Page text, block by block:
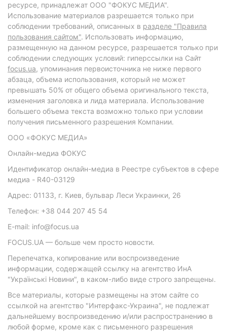
ресурсе, принадлежат ООО "ФОКУС МЕДИА".
Использование материалов разрешается только при
соблюдении требований, описанных в разделе "Правила
пользования сайтом". Использовать информацию,
размещенную на данном ресурсе, разрешается только при
соблюдении следующих условий: гиперссылки на Сайт
focus.ua, упоминания первоисточника не ниже первого
абзаца, объема использования, который не может
превышать 50% от общего объема оригинального текста,
изменения заголовка и лида материала. Использование
большего объема текста возможно только при условии
получения письменного разрешения Компании.
ООО «ФОКУС МЕДИА»
Онлайн-медиа ФОКУС
Идентификатор онлайн-медиа в Реестре субъектов в сфере
медиа - R40-03129
Адрес: 01133, г. Киев, бульвар Леси Украинки, 26
Телефон: +38 044 207 45 54
E-mail: info@focus.ua
FOCUS.UA — больше чем просто новости.
Перепечатка, копирование или воспроизведение
информации, содержащей ссылку на агентство ИнА
"Українські Новини", в каком-либо виде строго запрещены.
Все материалы, которые размещены на этом сайте со
ссылкой на агентство "Интерфакс-Украина", не подлежат
дальнейшему воспроизведению и/или распространению в
любой форме, кроме как с письменного разрешения